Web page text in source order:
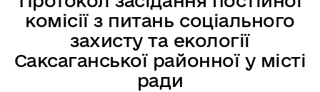
комісії з питань соціального
захисту та екології
Саксаганської районної у місті
ради